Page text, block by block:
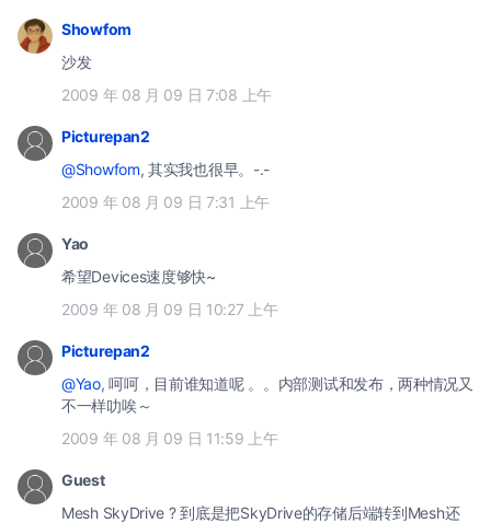
Showfom
沙发
2009 年 08 月 09 日 7:08 上午
Picturepan2
@Showfom, 其实我也很早。-.-
2009 年 08 月 09 日 7:31 上午
Yao
希望Devices速度够快~
2009 年 08 月 09 日 10:27 上午
Picturepan2
@Yao, 呵呵，目前谁知道呢 。。内部测试和发布，两种情况又
不一样叻唉～
2009 年 08 月 09 日 11:59 上午
Guest
Mesh SkyDrive ? 到底是把SkyDrive的存储后端转到Mesh还